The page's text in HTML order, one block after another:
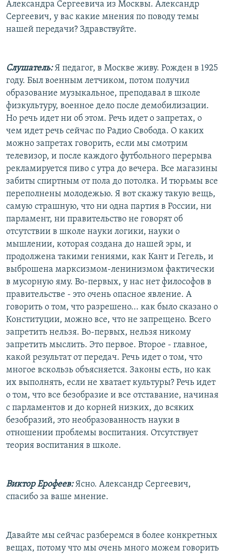
Александра Сергеевича из Москвы. Александр
Сергеевич, у вас какие мнения по поводу темы
нашей передачи? Здравствуйте.
Слушатель:Я педагог, в Москве живу. Рожден в 1925
году. Был военным летчиком, потом получил
образование музыкальное, преподавал в школе
физкультуру, военное дело после демобилизации.
Но речь идет ни об этом. Речь идет о запретах, о
чем идет речь сейчас по Радио Свобода. О каких
можно запретах говорить, если мы смотрим
телевизор, и после каждого футбольного перерыва
рекламируется пиво с утра до вечера. Все магазины
забиты спиртным от пола до потолка. И тюрьмы все
переполнены молодежью. Я вот скажу такую вещь,
самую страшную, что ни одна партия в России, ни
парламент, ни правительство не говорят об
отсутствии в школе науки логики, науки о
мышлении, которая создана до нашей эры, и
продолжена такими гениями, как Кант и Гегель, и
выброшена марксизмом-ленинизмом фактически
в мусорную яму. Во-первых, у нас нет философов в
правительстве - это очень опасное явление. А
говорить о том, что разрешено... как было сказано о
Конституции, можно все, что не запрещено. Всего
запретить нельзя. Во-первых, нельзя никому
запретить мыслить. Это первое. Второе - главное,
какой результат от передач. Речь идет о том, что
многое вскользь объясняется. Законы есть, но как
их выполнять, если не хватает культуры? Речь идет
о том, что все безобразие и все отставание, начиная
с парламентов и до корней низких, до всяких
безобразий, это необразованность науки в
отношении проблемы воспитания. Отсутствует
теория воспитания в школе.
Виктор Ерофеев:Ясно. Александр Сергеевич,
спасибо за ваше мнение.
Давайте мы сейчас разберемся в более конкретных
вещах, потому что мы очень много можем говорить